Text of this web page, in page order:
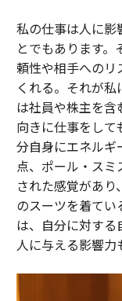
私の仕事は人に影
とでもあります
頼性や相手へのリ
くれる。それが
は社員や株主を
向きに仕事をして
分自身にエネルギ
点、ポール・ス
された感覚があり
のスーツを着て
は、自分に対する
人に与える影響力